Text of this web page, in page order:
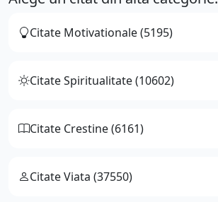
Citate Motivationale (5195)
Citate Spiritualitate (10602)
Citate Crestine (6161)
Citate Viata (37550)